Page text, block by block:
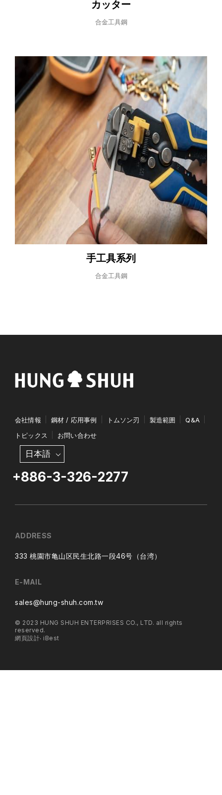
カッター
合金工具鋼
手工具系列
合金工具鋼
会社情報 鋼材 / 応用事例 トムソン刃 製造範囲
Q&A
トピックス
お問い合わせ
日本語
+886-3-326-2277
ADDRESS
333 桃園市亀山区民生北路一段46号（台湾）
E-MAIL
sales@hung-shuh.com.tw
© 2023 HUNG SHUH ENTERPRISES CO., LTD. all rights
reserved.
網頁設計‧ iBest